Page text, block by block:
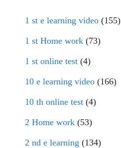
1 st e learning video (155)
1 st Home work (73)
1 st online test (4)
10 e learning video (166)
10 th online test (4)
2 Home work (53)
2 nd e learning (134)